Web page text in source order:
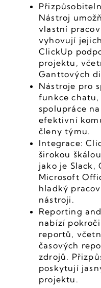
Nástroj
vlastní
vyhovují
ClickUp
projektu,
Ganttových
Nástroje pro
funkce chatu,
spolupráce
efektivní
členy týmu.
Integrace:
širokou
jako je Slack,
Microsoft
hladký
nástroji.
Reporting
nabízí
reportů,
časových
zdrojů.
poskytují
projektu.